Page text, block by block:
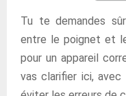
Tu te demandes
entre le poignet et
pour un appareil
vas clarifier ici,